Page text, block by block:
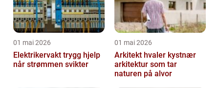
01 mai 2026
Elektrikervakt trygg hjelp
når strømmen svikter
01 mai 2026
Arkitekt hvaler kystnær
arkitektur som tar
naturen på alvor